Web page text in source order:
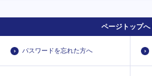
ページトップへ
パスワードを忘れた方へ